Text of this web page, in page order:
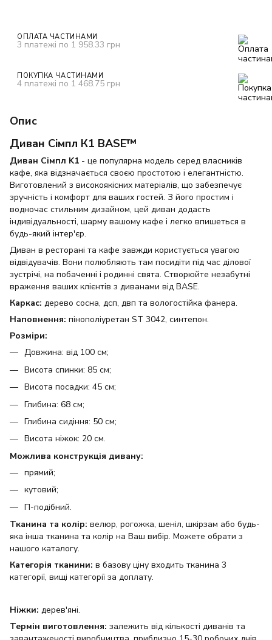
ОПЛАТА ЧАСТИНАМИ
3 платежі по 1 958.33 грн
ПОКУПКА ЧАСТИНАМИ
4 платежі по 1 468.75 грн
Опис
Диван Сімпл К1 BASE™
Диван Сімпл K1 - це популярна модель серед власників
кафе, яка відзначається своєю простотою і елегантністю.
Виготовлений з високоякісних матеріалів, що забезпечує
зручність і комфорт для ваших гостей. З його простим і
водночас стильним дизайном, цей диван додасть
індивідуальності, шарму вашому кафе і легко впишеться в
будь-який інтер'єр.
Диван в ресторані та кафе завжди користується увагою
відвідувачів. Вони полюбляють там посидіти під час ділової
зустрічі, на побаченні і родинні свята. Створюйте незабутні
враження ваших клієнтів з диванами від BASE.
Каркас: дерево сосна, дсп, двп та вологостійка фанера.
Наповнення: пінополіуретан ST 3042, синтепон.
Розміри:
Довжина: від 100 см;
Висота спинки: 85 см;
Висота посадки: 45 см;
Глибина: 68 см;
Глибина сидіння: 50 см;
Висота ніжок: 20 см.
Можлива конструкція дивану:
прямий;
кутовий;
П-подібний.
Тканина та колір: велюр, рогожка, шеніл, шкірзам або будь-
яка інша тканина та колір на Ваш вибір. Можете обрати з
нашого каталогу.
Категорія тканини: в базову ціну входить тканина 3
категорії, вищі категорії за доплату.
Ніжки: дерев'яні.
Термін виготовлення: залежить від кількості диванів та